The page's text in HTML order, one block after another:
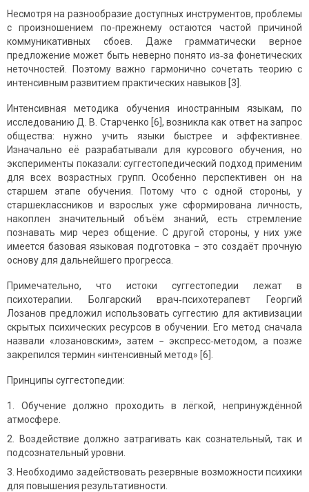
Несмотря на разнообразие доступных инструментов, проблемы
с произношением по-прежнему остаются частой причиной
коммуникативных сбоев. Даже грамматически верное
предложение может быть неверно понято из‑за фонетических
неточностей. Поэтому важно гармонично сочетать теорию с
интенсивным развитием практических навыков [3].
Интенсивная методика обучения иностранным языкам, по
исследованию Д. В. Старченко [6], возникла как ответ на запрос
общества: нужно учить языки быстрее и эффективнее.
Изначально её разрабатывали для курсового обучения, но
эксперименты показали: суггестопедический подход применим
для всех возрастных групп. Особенно перспективен он на
старшем этапе обучения. Потому что с одной стороны, у
старшеклассников и взрослых уже сформирована личность,
накоплен значительный объём знаний, есть стремление
познавать мир через общение. С другой стороны, у них уже
имеется базовая языковая подготовка − это создаёт прочную
основу для дальнейшего прогресса.
Примечательно, что истоки суггестопедии лежат в
психотерапии. Болгарский врач‑психотерапевт Георгий
Лозанов предложил использовать суггестию для активизации
скрытых психических ресурсов в обучении. Его метод сначала
назвали «лозановским», затем − экспресс‑методом, а позже
закрепился термин «интенсивный метод» [6].
Принципы суггестопедии:
Обучение должно проходить в лёгкой, непринуждённой
атмосфере.
Воздействие должно затрагивать как сознательный, так и
подсознательный уровни.
Необходимо задействовать резервные возможности психики
для повышения результативности.